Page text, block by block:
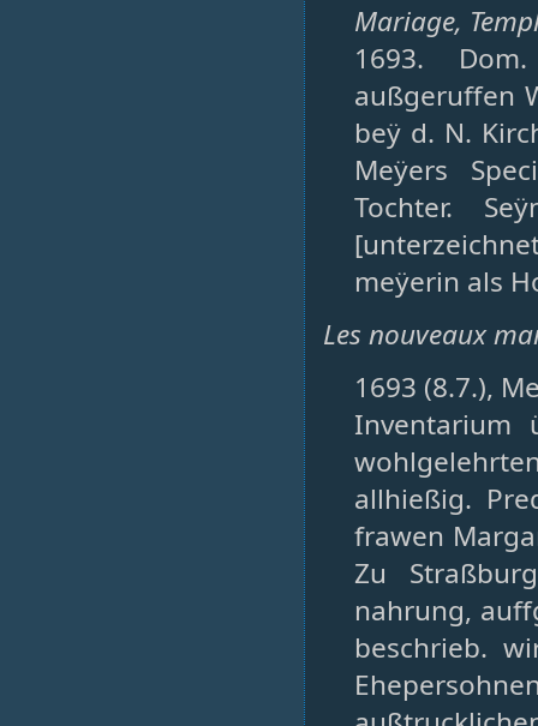
Mariage,
1693.
außgeruffen
beÿ d. N.
Meÿers
Tochter.
meÿerin als
Les nouveaux
1693 (8.7.),
Inventarium
allhießig.
frawen
Zu
nahrung,
beschrieb.